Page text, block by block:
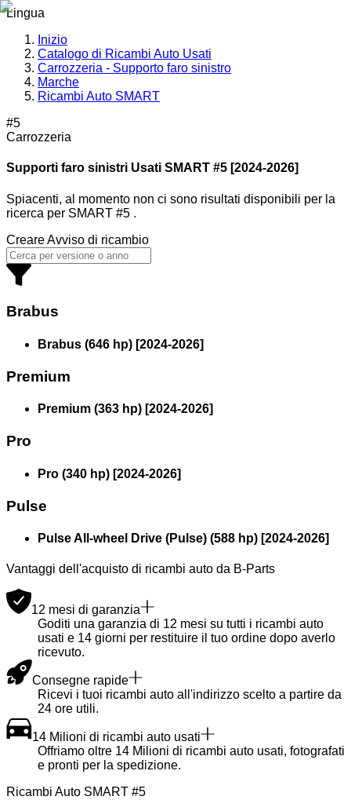
Lingua
Inizio
Catalogo di Ricambi Auto Usati
Carrozzeria - Supporto faro sinistro
Marche
Ricambi Auto SMART
#5
Carrozzeria
Supporti faro sinistri Usati SMART #5 [2024-2026]
Spiacenti, al momento non ci sono risultati disponibili per la
ricerca per SMART #5 .
Creare Avviso di ricambio
Brabus
Brabus (646 hp) [2024-2026]
Premium
Premium (363 hp) [2024-2026]
Pro
Pro (340 hp) [2024-2026]
Pulse
Pulse All-wheel Drive (Pulse) (588 hp) [2024-2026]
Vantaggi dell'acquisto di ricambi auto da B-Parts
12 mesi di garanzia
Goditi una garanzia di 12 mesi su tutti i ricambi auto
usati e 14 giorni per restituire il tuo ordine dopo averlo
ricevuto.
Consegne rapide
Ricevi i tuoi ricambi auto all'indirizzo scelto a partire da
24 ore utili.
14 Milioni di ricambi auto usati
Offriamo oltre 14 Milioni di ricambi auto usati, fotografati
e pronti per la spedizione.
Ricambi Auto SMART #5